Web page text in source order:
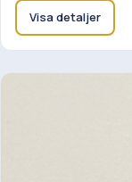
Visa detaljer